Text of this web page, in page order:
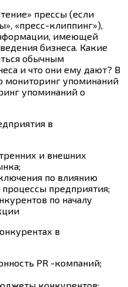
прессы (если
«пресс-клиппинг»),
имеющей
бизнеса. Какие
обычным
и что они ему дают? В
мониторинг упоминаний
упоминаний о
в
и внешних
по влиянию
предприятия;
по началу
в
PR -компаний;